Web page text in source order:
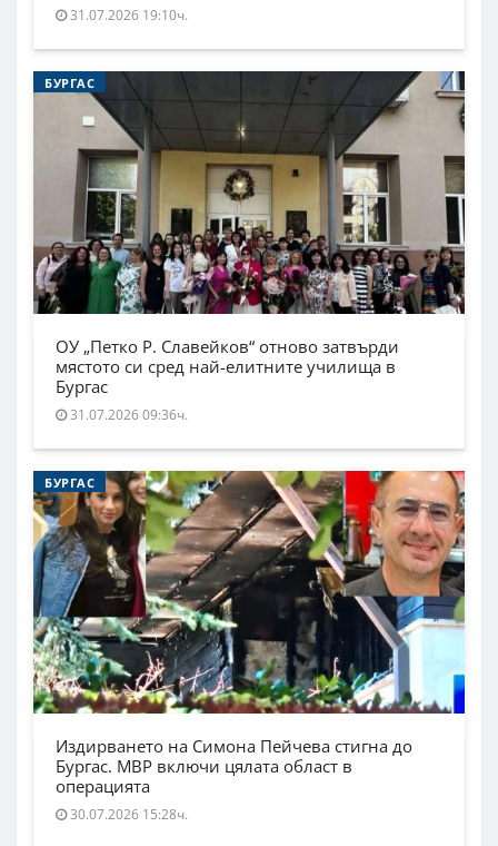
31.07.2026 19:10ч.
БУРГАС
ОУ „Петко Р. Славейков“ отново затвърди
мястото си сред най-елитните училища в
Бургас
31.07.2026 09:36ч.
БУРГАС
Издирването на Симона Пейчева стигна до
Бургас. МВР включи цялата област в
операцията
30.07.2026 15:28ч.